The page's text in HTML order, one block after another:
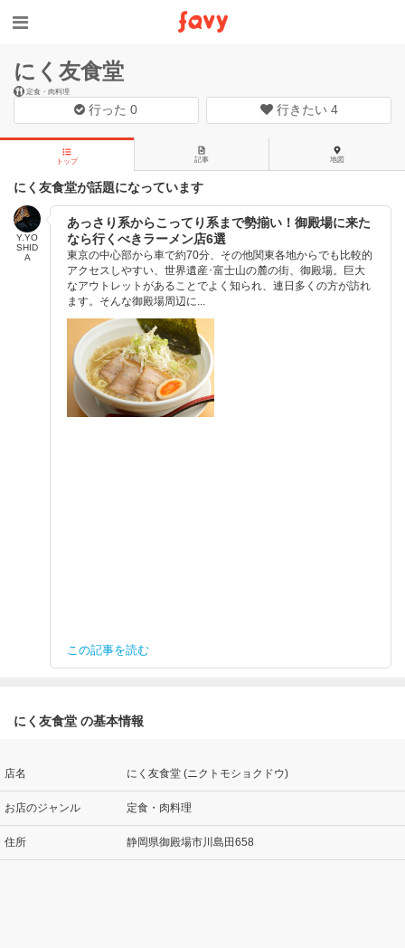
にく友食堂
定食・肉料理
行った0 行きたい 4
トップ 記事 地図
にく友食堂が話題になっています
Y.YO
SHID
A
あっさり系からこってり系まで勢揃い！御殿場に来た
なら行くべきラーメン店6選
東京の中心部から車で約70分、その他関東各地からでも比較的
アクセスしやすい、世界遺産･富士山の麓の街、御殿場。巨大
なアウトレットがあることでよく知られ、連日多くの方が訪れ
ます。そんな御殿場周辺に...
この記事を読む
にく友食堂 の基本情報
店名 にく友食堂 (ニクトモショクドウ)
お店のジャンル 定食・肉料理
住所 静岡県御殿場市川島田658